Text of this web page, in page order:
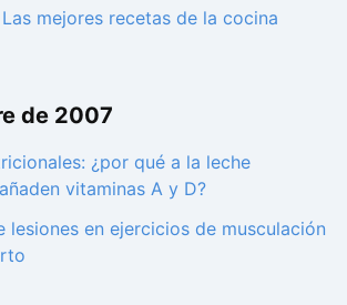
Las mejores recetas de la cocina
de 2007
¿por qué a la leche
vitaminas A y D?
lesiones en ejercicios de musculación